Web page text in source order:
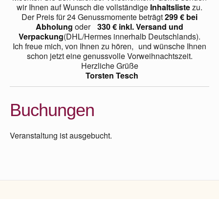
wir Ihnen auf Wunsch die vollständige Inhaltslistezu.
Der Preis für 24 Genussmomente beträgt299 € bei
Abholung oder 330 € inkl. Versand und
Verpackung(DHL/Hermes innerhalb Deutschlands).
Ich freue mich, von Ihnen zu hören, und wünsche Ihnen
schon jetzt eine genussvolle Vorweihnachtszeit.
Herzliche Grüße
Torsten Tesch
Buchungen
Veranstaltung ist ausgebucht.